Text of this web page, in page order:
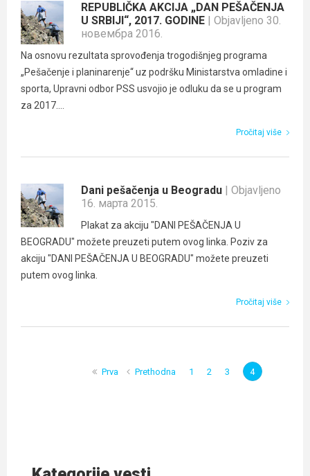
REPUBLIČKA AKCIJA „DAN PEŠAČENJA
U SRBIJI“, 2017. GODINE | Objavljeno 30.
новембра 2016.
Na osnovu rezultata sprovođenja trogodišnjeg programa
„Pešačenje i planinarenje“ uz podršku Ministarstva omladine i
sporta, Upravni odbor PSS usvojio je odluku da se u program
za 2017....
Pročitaj više
Dani pešačenja u Beogradu | Objavljeno
16. марта 2015.
Plakat za akciju "DANI PEŠAČENJA U
BEOGRADU" možete preuzeti putem ovog linka. Poziv za
akciju "DANI PEŠAČENJA U BEOGRADU" možete preuzeti
putem ovog linka.
Pročitaj više
Prva Prethodna 1 2 3 4